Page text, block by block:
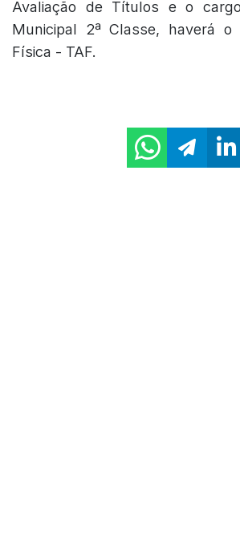
Avaliação de Títulos e o
Municipal 2ª Classe, haverá o
Física - TAF.